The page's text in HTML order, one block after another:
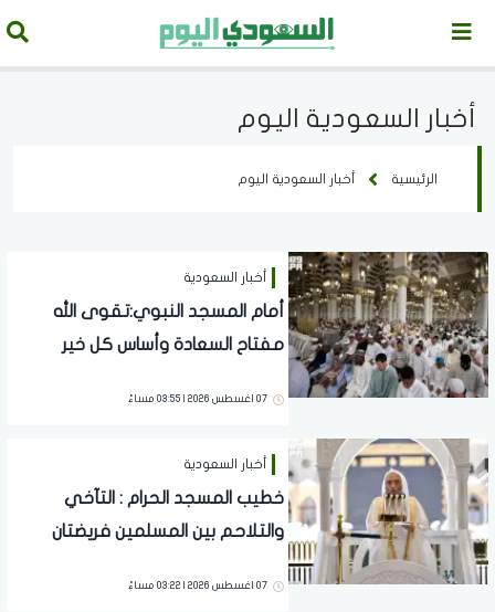
أخبار السعودية اليوم
الرئيسية أخبار السعودية اليوم
أخبار السعودية
أمام المسجد النبوي:تقوى الله
مفتاح السعادة وأساس كل خير
07 اغسطس 2026 | 03:55 مساءً
أخبار السعودية
خطيب المسجد الحرام : التآخي
والتلاحم بين المسلمين فريضتان
07 اغسطس 2026 | 03:22 مساءً